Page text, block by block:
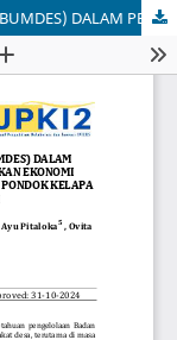
OPTIMALISASI BADAN USAHA MILIK DESA (BUMDES) DALAM PENGELOLAAN UNIT USAHA GUNA MENINGKATKAN EKONOMI MASYARAKAT DI DESA PANCA MUKTI KECAMATAN PONDOK KELAPA KABUPATEN BENGKULU TENGAH